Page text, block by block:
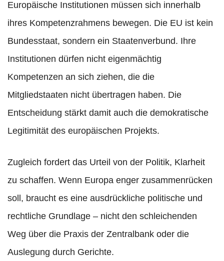
Europäische Institutionen müssen sich innerhalb
ihres Kompetenzrahmens bewegen. Die EU ist kein
Bundesstaat, sondern ein Staatenverbund. Ihre
Institutionen dürfen nicht eigenmächtig
Kompetenzen an sich ziehen, die die
Mitgliedstaaten nicht übertragen haben. Die
Entscheidung stärkt damit auch die demokratische
Legitimität des europäischen Projekts.
Zugleich fordert das Urteil von der Politik, Klarheit
zu schaffen. Wenn Europa enger zusammenrücken
soll, braucht es eine ausdrückliche politische und
rechtliche Grundlage – nicht den schleichenden
Weg über die Praxis der Zentralbank oder die
Auslegung durch Gerichte.